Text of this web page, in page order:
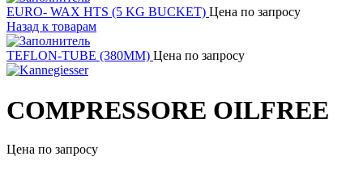
EURO- WAX HTS (5 KG BUCKET) Цена по запросу
Назад к товарам
TEFLON-TUBE (380MM) Цена по запросу
COMPRESSORE OILFREE
Цена по запросу